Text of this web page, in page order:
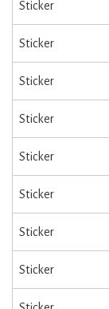
Sticker
Sticker
Sticker
Sticker
Sticker
Sticker
Sticker
Sticker